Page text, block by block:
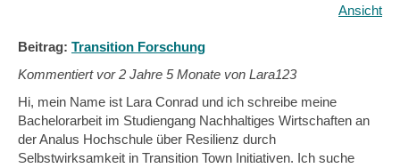
Ansicht
Beitrag: Transition Forschung
Kommentiert vor2 Jahre 5 Monate von Lara123
Hi, mein Name ist Lara Conrad und ich schreibe meine
Bachelorarbeit im Studiengang Nachhaltiges Wirtschaften an
der Analus Hochschule über Resilienz durch
Selbstwirksamkeit in Transition Town Initiativen. Ich suche